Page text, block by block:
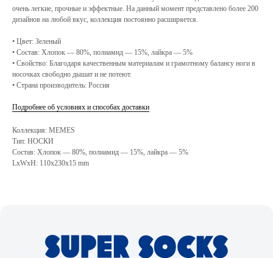
очень легкие, прочные и эффектные. На данный момент представлено более 200
дизайнов на любой вкус, коллекция постоянно расширяется.
• Цвет: Зеленый
• Состав: Хлопок — 80%, полиамид — 15%, лайкра — 5%
• Свойство: Благодаря качественным материалам и грамотному балансу ноги в
носочках свободно дышат и не потеют.
• Страна производитель: Россия
Подробнее об условиях и способах доставки
Коллекция: MEMES
Тип: НОСКИ
Состав: Хлопок — 80%, полиамид — 15%, лайкра — 5%
LxWxH: 110x230x15 mm